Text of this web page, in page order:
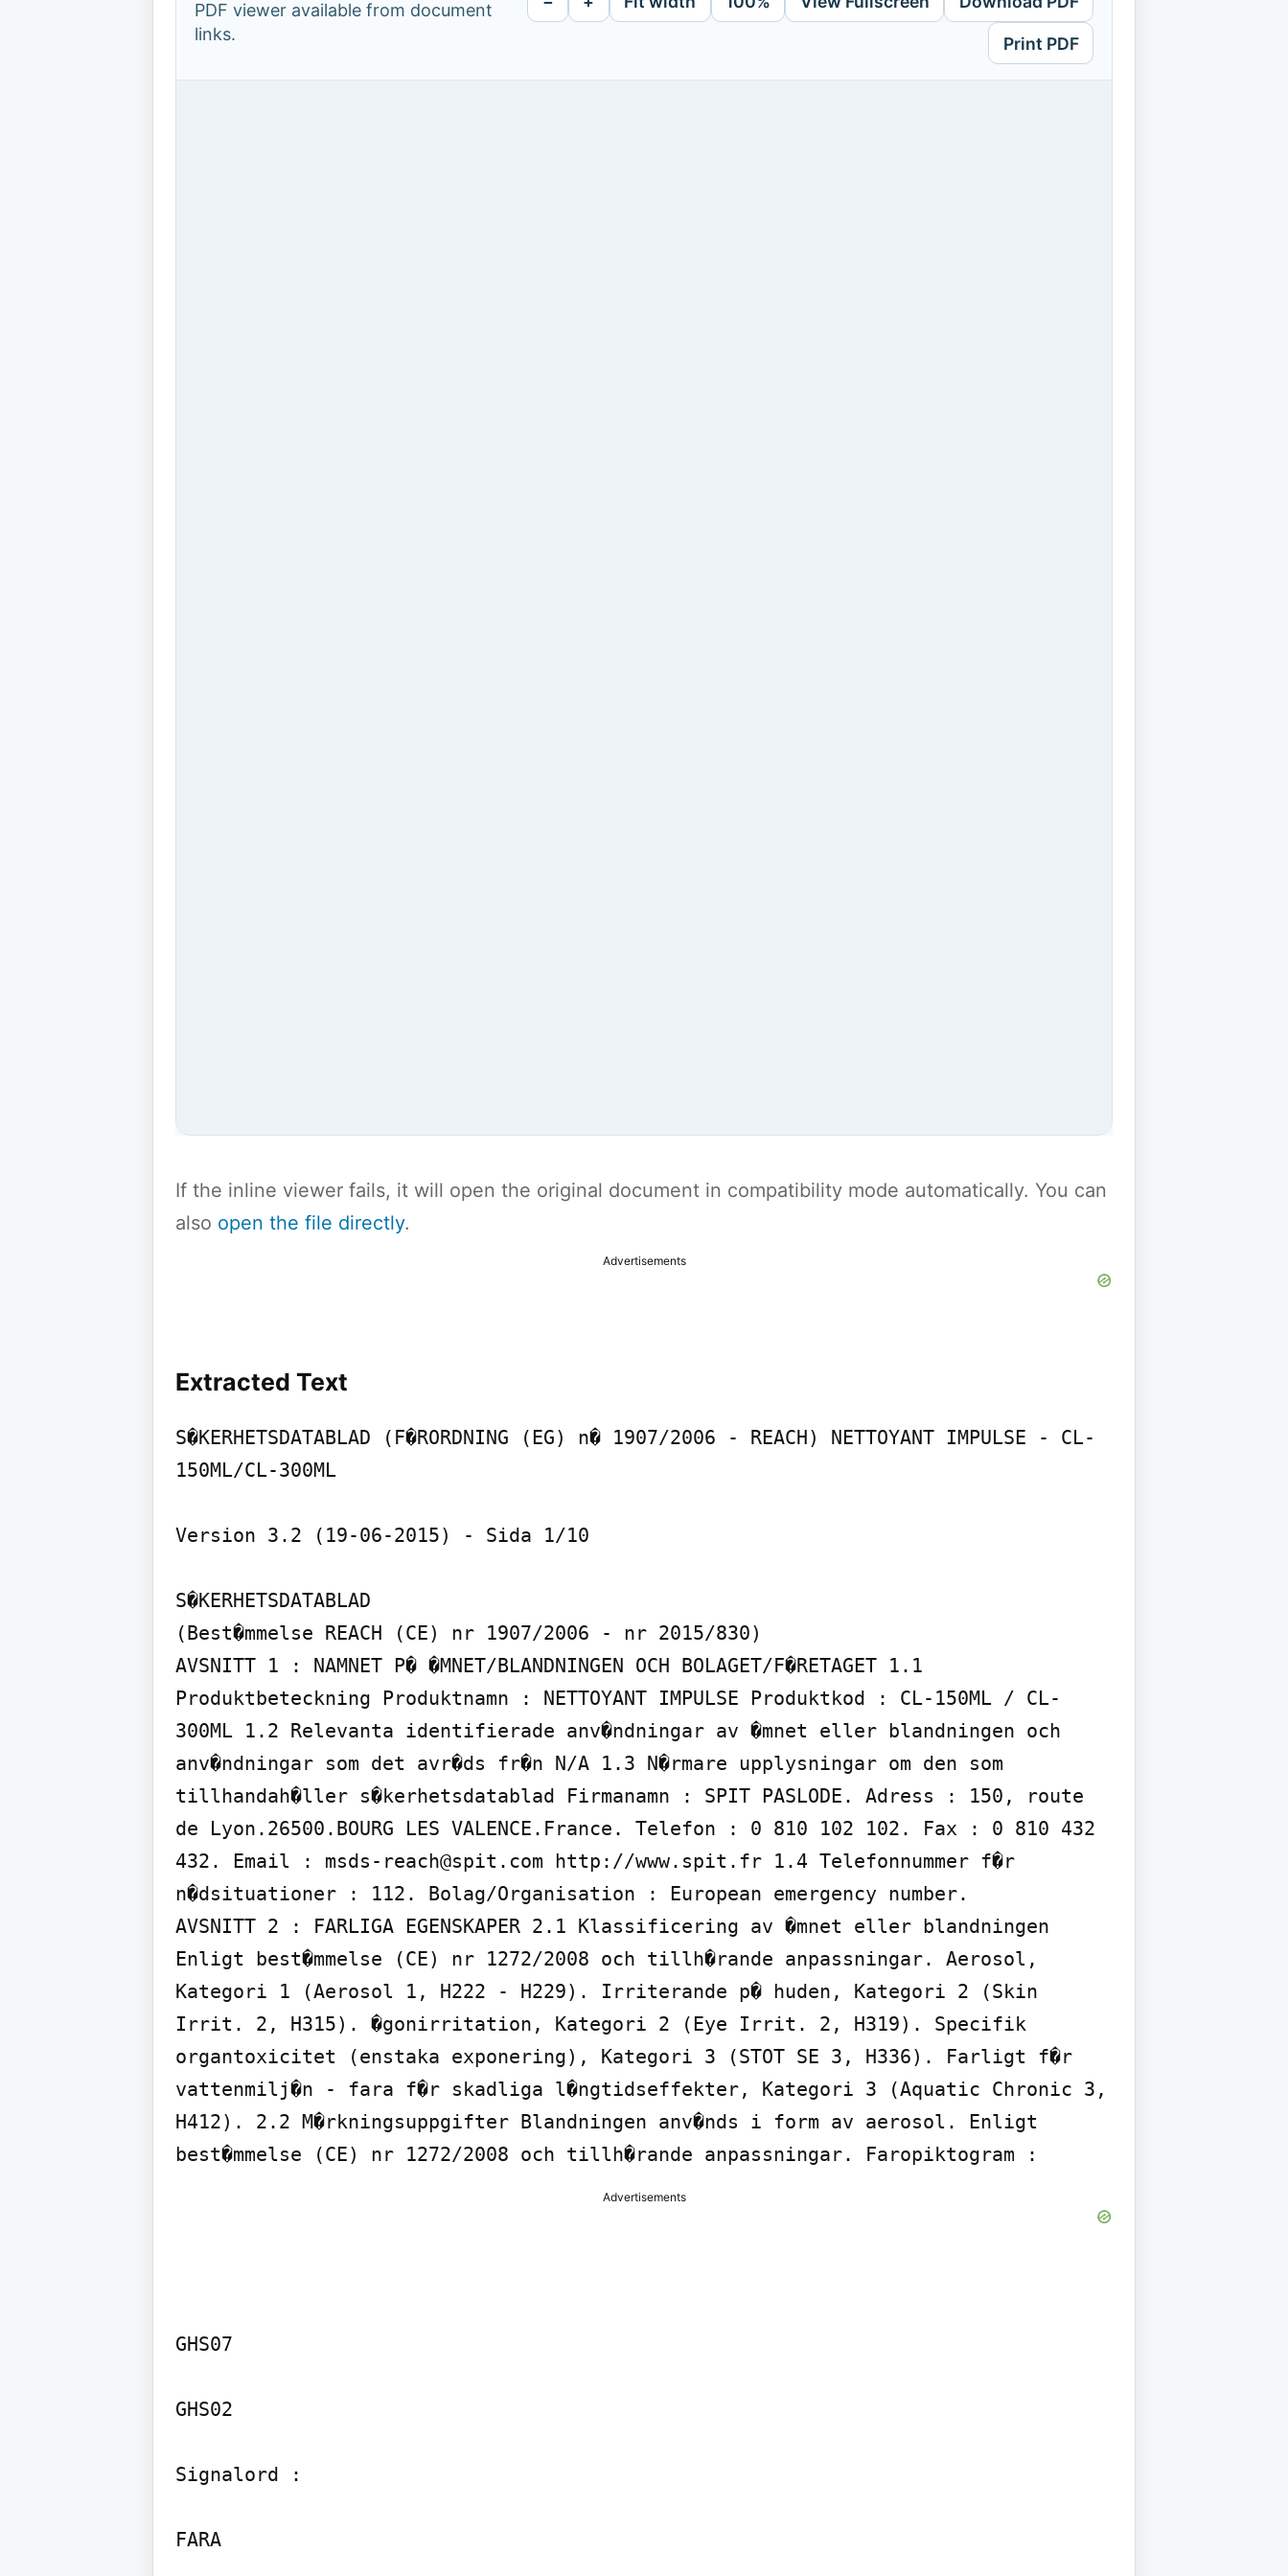
PDF viewer available from document
links.
Print PDF
If the inline viewer fails, it will open the original document in compatibility mode automatically. You can
also open the file directly.
Advertisements
Extracted Text
S�KERHETSDATABLAD (F�RORDNING (EG) n� 1907/2006 - REACH) NETTOYANT IMPULSE - CL-
150ML/CL-300ML
Version 3.2 (19-06-2015) - Sida 1/10
S�KERHETSDATABLAD
(Best�mmelse REACH (CE) nr 1907/2006 - nr 2015/830)
AVSNITT 1 : NAMNET P� �MNET/BLANDNINGEN OCH BOLAGET/F�RETAGET 1.1
Produktbeteckning Produktnamn : NETTOYANT IMPULSE Produktkod : CL-150ML / CL-
300ML 1.2 Relevanta identifierade anv�ndningar av �mnet eller blandningen och
anv�ndningar som det avr�ds fr�n N/A 1.3 N�rmare upplysningar om den som
tillhandah�ller s�kerhetsdatablad Firmanamn : SPIT PASLODE. Adress : 150, route
de Lyon.26500.BOURG LES VALENCE.France. Telefon : 0 810 102 102. Fax : 0 810 432
432. Email : msds-reach@spit.com http://www.spit.fr 1.4 Telefonnummer f�r
n�dsituationer : 112. Bolag/Organisation : European emergency number.
AVSNITT 2 : FARLIGA EGENSKAPER 2.1 Klassificering av �mnet eller blandningen
Enligt best�mmelse (CE) nr 1272/2008 och tillh�rande anpassningar. Aerosol,
Kategori 1 (Aerosol 1, H222 - H229). Irriterande p� huden, Kategori 2 (Skin
Irrit. 2, H315). �gonirritation, Kategori 2 (Eye Irrit. 2, H319). Specifik
organtoxicitet (enstaka exponering), Kategori 3 (STOT SE 3, H336). Farligt f�r
vattenmilj�n - fara f�r skadliga l�ngtidseffekter, Kategori 3 (Aquatic Chronic 3,
H412). 2.2 M�rkningsuppgifter Blandningen anv�nds i form av aerosol. Enligt
best�mmelse (CE) nr 1272/2008 och tillh�rande anpassningar. Faropiktogram :
Advertisements
GHS07
GHS02
Signalord :
FARA